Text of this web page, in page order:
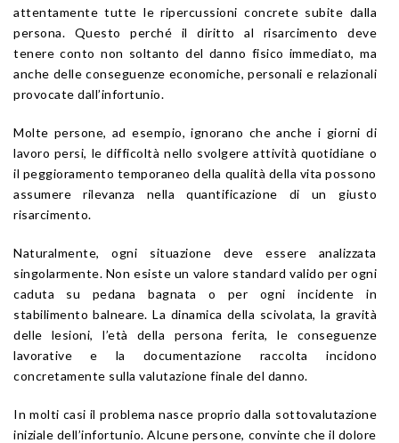
attentamente tutte le ripercussioni concrete subite dalla
persona. Questo perché il diritto al risarcimento deve
tenere conto non soltanto del danno fisico immediato, ma
anche delle conseguenze economiche, personali e relazionali
provocate dall’infortunio.
Molte persone, ad esempio, ignorano che anche i giorni di
lavoro persi, le difficoltà nello svolgere attività quotidiane o
il peggioramento temporaneo della qualità della vita possono
assumere rilevanza nella quantificazione di un giusto
risarcimento.
Naturalmente, ogni situazione deve essere analizzata
singolarmente. Non esiste un valore standard valido per ogni
caduta su pedana bagnata o per ogni incidente in
stabilimento balneare. La dinamica della scivolata, la gravità
delle lesioni, l’età della persona ferita, le conseguenze
lavorative e la documentazione raccolta incidono
concretamente sulla valutazione finale del danno.
In molti casi il problema nasce proprio dalla sottovalutazione
iniziale dell’infortunio. Alcune persone, convinte che il dolore